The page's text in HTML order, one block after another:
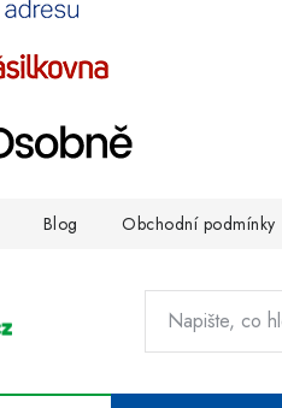
Blog Obchodní podmínky